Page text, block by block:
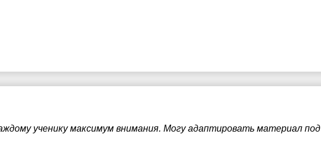
ученику максимум внимания. Могу адаптировать материал под